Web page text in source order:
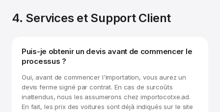
4. Services et Support Client
Puis-je obtenir un devis avant de commencer le
processus ?
Oui, avant de commencer l'importation, vous aurez un
devis ferme signé par contrat. En cas de surcoûts
inattendus, nous les assumerons chez importocotxe.ad.
En fait, les prix des voitures sont déjà indiqués sur le site